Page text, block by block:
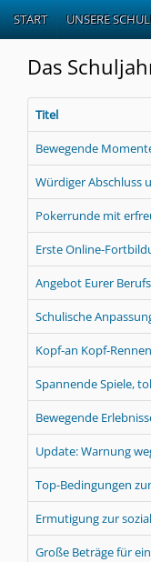
START UNSERE
Das
Titel
Bewegende
Würdiger Abschluss
Pokerrunde mit
Erste Online-
Angebot Eurer
Schulische
Kopf-an Kopf-
Spannende Spiele,
Bewegende
Update: Warnung
Top-Bedingungen
Ermutigung zur
Große Beträge für